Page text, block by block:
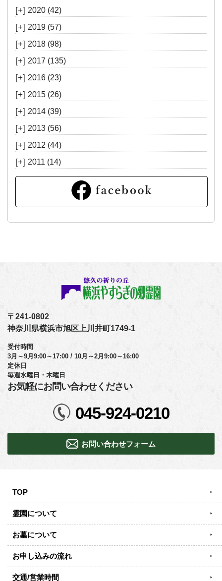
[+] 2020 (42)
[+] 2019 (57)
[+] 2018 (98)
[+] 2017 (135)
[+] 2016 (23)
[+] 2015 (26)
[+] 2014 (39)
[+] 2013 (56)
[+] 2012 (44)
[+] 2011 (14)
〒241-0802
神奈川県横浜市旭区上川井町1749-1
受付時間
3月～9月9:00～17:00 / 10月～2月9:00～16:00
定休日
毎週水曜日・木曜日
お気軽にお問い合わせください
045-924-0210
お問い合わせフォーム
TOP
霊園について
お墓について
お申し込みの流れ
交通/営業時間